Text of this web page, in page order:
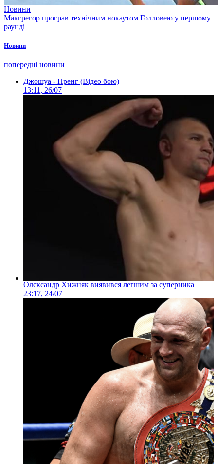
Новини
Макгрегор програв технічним нокаутом Голловею у першому
раунді
Новини
попередні новини
Джошуа - Пренг (Відео бою)
13:11, 26/07
Олександр Хижняк виявився легшим за суперника
23:17, 24/07